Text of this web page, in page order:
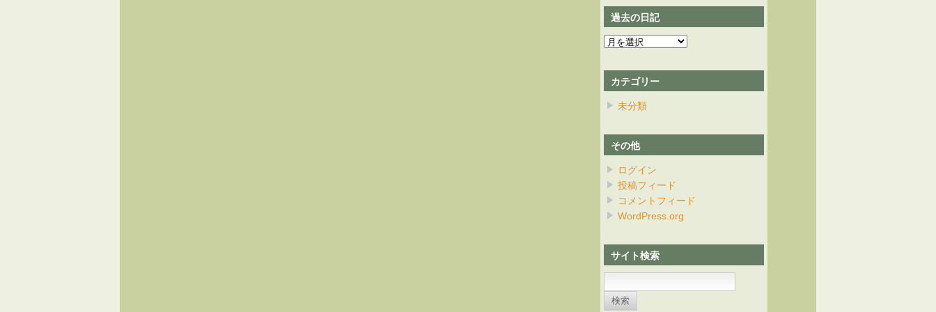
過去の日記
過
の
日
記
カテゴリー
未分類
その他
ログイン
投稿フィード
コメントフィード
WordPress.org
サイト検索
索: